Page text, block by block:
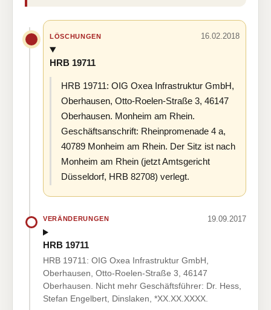
LÖSCHUNGEN 16.02.2018
HRB 19711
HRB 19711: OIG Oxea Infrastruktur GmbH,
Oberhausen, Otto-Roelen-Straße 3, 46147
Oberhausen. Monheim am Rhein.
Geschäftsanschrift: Rheinpromenade 4 a,
40789 Monheim am Rhein. Der Sitz ist nach
Monheim am Rhein (jetzt Amtsgericht
Düsseldorf, HRB 82708) verlegt.
VERÄNDERUNGEN 19.09.2017
HRB 19711
HRB 19711: OIG Oxea Infrastruktur GmbH,
Oberhausen, Otto-Roelen-Straße 3, 46147
Oberhausen. Nicht mehr Geschäftsführer: Dr. Hess,
Stefan Engelbert, Dinslaken, *XX.XX.XXXX.